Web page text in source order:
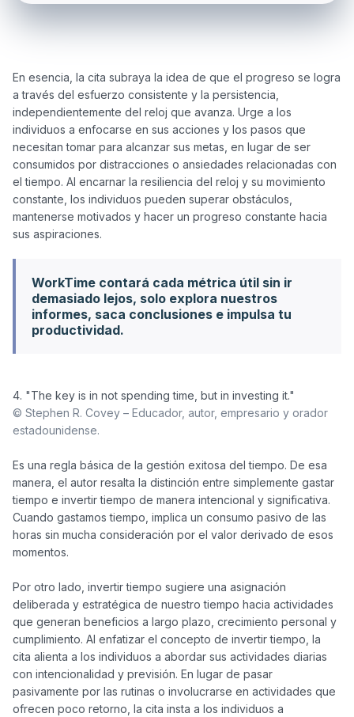
En esencia, la cita subraya la idea de que el progreso se logra
a través del esfuerzo consistente y la persistencia,
independientemente del reloj que avanza. Urge a los
individuos a enfocarse en sus acciones y los pasos que
necesitan tomar para alcanzar sus metas, en lugar de ser
consumidos por distracciones o ansiedades relacionadas con
el tiempo. Al encarnar la resiliencia del reloj y su movimiento
constante, los individuos pueden superar obstáculos,
mantenerse motivados y hacer un progreso constante hacia
WorkTime contará cada métrica útil sin ir
demasiado lejos, solo explora nuestros
informes, saca conclusiones e impulsa tu
productividad.
© Stephen R. Covey – Educador, autor, empresario y orador
estadounidense.
Es una regla básica de la gestión exitosa del tiempo. De esa
manera, el autor resalta la distinción entre simplemente gastar
tiempo e invertir tiempo de manera intencional y significativa.
Cuando gastamos tiempo, implica un consumo pasivo de las
horas sin mucha consideración por el valor derivado de esos
momentos.
Por otro lado, invertir tiempo sugiere una asignación
deliberada y estratégica de nuestro tiempo hacia actividades
que generan beneficios a largo plazo, crecimiento personal y
cumplimiento. Al enfatizar el concepto de invertir tiempo, la
cita alienta a los individuos a abordar sus actividades diarias
con intencionalidad y previsión. En lugar de pasar
pasivamente por las rutinas o involucrarse en actividades que
ofrecen poco retorno, la cita insta a los individuos a